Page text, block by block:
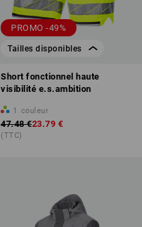
PROMO -49%
Tailles disponibles
Short fonctionnel haute
visibilité e.s.ambition
1 couleur
47.48 €23.79 €
(TTC)